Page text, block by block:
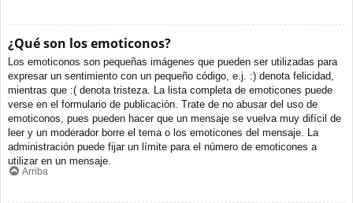
¿Qué son los emoticonos?
Los emoticonos son pequeñas imágenes que pueden ser utilizadas para
expresar un sentimiento con un pequeño código, e.j. :) denota felicidad,
mientras que :( denota tristeza. La lista completa de emoticones puede
verse en el formulario de publicación. Trate de no abusar del uso de
emoticonos, pues pueden hacer que un mensaje se vuelva muy difícil de
leer y un moderador borre el tema o los emoticones del mensaje. La
administración puede fijar un límite para el número de emoticones a
utilizar en un mensaje.
Arriba